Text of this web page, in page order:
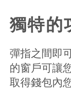
獨特的
彈指之間即
的窗戶可讓
取得錢包內